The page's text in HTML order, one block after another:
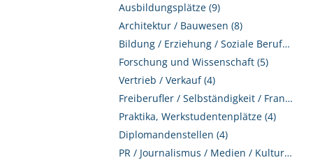
Ausbildungsplätze (9)
Architektur / Bauwesen (8)
Bildung / Erziehung / Soziale Berufe (8)
Forschung und Wissenschaft (5)
Vertrieb / Verkauf (4)
Freiberufler / Selbständigkeit / Franchise (4)
Praktika, Werkstudentenplätze (4)
Diplomandenstellen (4)
PR / Journalismus / Medien / Kultur (2)